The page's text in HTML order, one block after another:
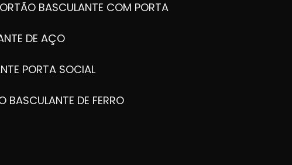
BASCULANTE COM PORTA
DE AÇO
PORTA SOCIAL
BASCULANTE DE FERRO